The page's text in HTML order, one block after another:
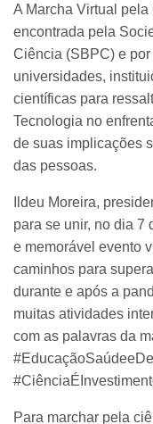
A Marcha Virtual
encontrada pela
Ciência (SBPC) e
universidades,
científicas para
Tecnologia no
de suas implicações
das pessoas.
Ildeu Moreira,
para se unir, no dia 7
e memorável evento
caminhos para
durante e após a
muitas atividades
com as palavras da
Para marchar pela